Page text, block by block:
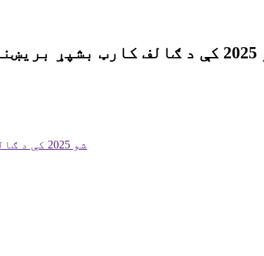
ROYPOW د PGA شو 2025 کې د ګالف کارټ بشپړ بریښنا حل نندارې ته وړاندې کوي